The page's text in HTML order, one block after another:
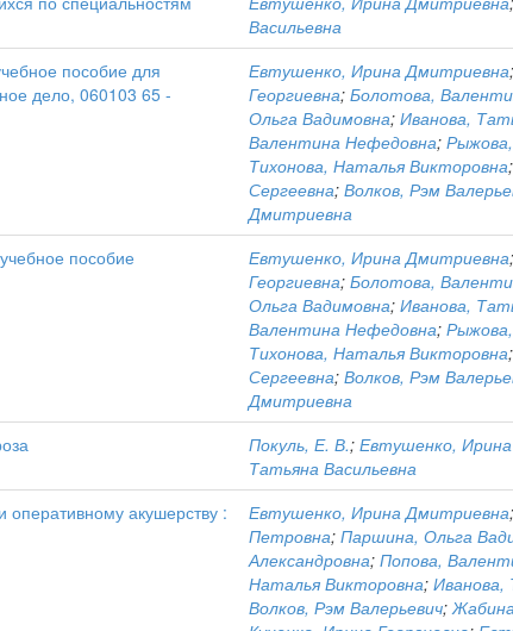
Васильевна
пособие для
дело, 060103 65 -
Евтушенко, Ирина Дмитриевна;
Георгиевна; Болотова,
Ольга Вадимовна; Иванова,
Валентина Нефедовна;
Тихонова, Наталья Викторовна
Сергеевна; Волков, Рэм
Дмитриевна
пособие Евтушенко, Ирина Дмитриевна;
Георгиевна; Болотова,
Ольга Вадимовна; Иванова,
Валентина Нефедовна;
Тихонова, Наталья Викторовна
Сергеевна; Волков, Рэм
Дмитриевна
Покуль, Е. В.; Евтушенко,
Татьяна Васильевна
оперативному акушерству :
Евтушенко, Ирина Дмитриевна;
Петровна; Паршина, Ольга
Александровна; Попова,
Наталья Викторовна; Иванова,
Волков, Рэм Валерьевич;